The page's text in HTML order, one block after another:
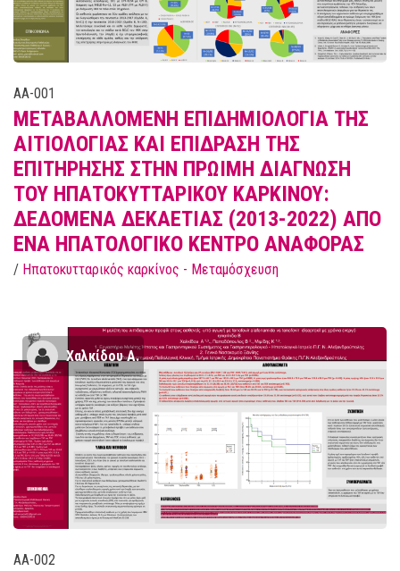
AA-001
ΜΕΤΑΒΑΛΛΟΜΕΝΗ ΕΠΙΔΗΜΙΟΛΟΓΙΑ ΤΗΣ
ΑΙΤΙΟΛΟΓΙΑΣ ΚΑΙ ΕΠΙΔΡΑΣΗ ΤΗΣ
ΕΠΙΤΗΡΗΣΗΣ ΣΤΗΝ ΠΡΩΙΜΗ ΔΙΑΓΝΩΣΗ
ΤΟΥ ΗΠΑΤΟΚΥΤΤΑΡΙΚΟΥ ΚΑΡΚΙΝΟΥ:
ΔΕΔΟΜΕΝΑ ΔΕΚΑΕΤΙΑΣ (2013-2022) ΑΠΟ
ΕΝΑ ΗΠΑΤΟΛΟΓΙΚΟ ΚΕΝΤΡΟ ΑΝΑΦΟΡΑΣ
/ Ηπατοκυτταρικός καρκίνος - Μεταμόσχευση
Χαλκίδου Α.
AA-002